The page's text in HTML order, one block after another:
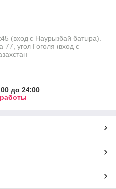
(вход с Наурызбай батыра).
угол Гоголя (вход с
до 24:00